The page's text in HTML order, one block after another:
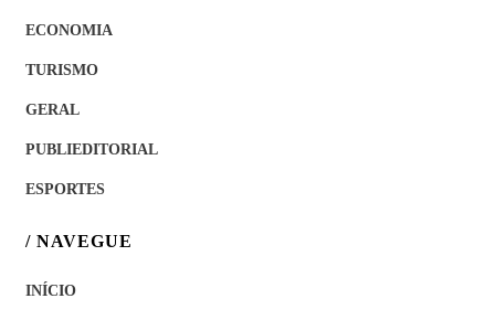
ECONOMIA
TURISMO
GERAL
PUBLIEDITORIAL
ESPORTES
/ NAVEGUE
INÍCIO